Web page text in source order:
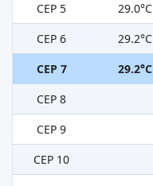
СЕР 5
29.0°C
СЕР 6
29.2°C
СЕР 7
29.2°C
СЕР 8
СЕР 9
СЕР 10